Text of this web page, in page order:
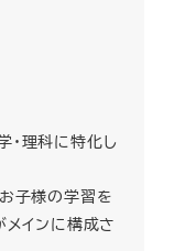
理科に特化し
子様の学習を
メインに構成さ